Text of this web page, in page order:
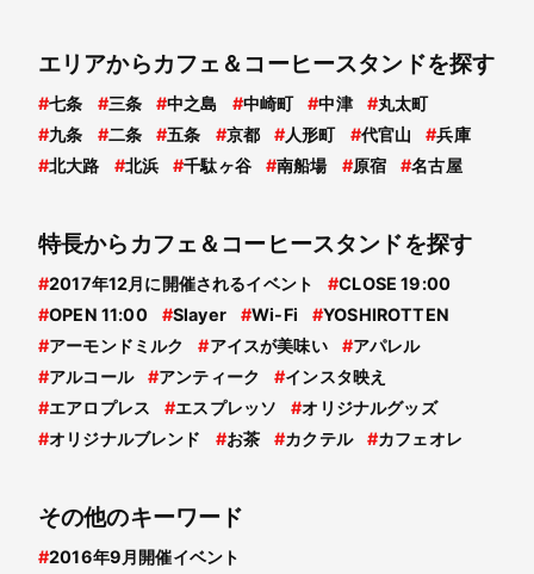
エリアからカフェ＆コーヒースタンドを探す
#七条 #三条 #中之島 #中崎町 #中津 #丸太町
#九条 #二条 #五条 #京都 #人形町 #代官山 #兵庫
#北大路 #北浜 #千駄ヶ谷 #南船場 #原宿 #名古屋
特長からカフェ＆コーヒースタンドを探す
#2017年12月に開催されるイベント #CLOSE 19:00
#OPEN 11:00 #Slayer #Wi-Fi #YOSHIROTTEN
#アーモンドミルク #アイスが美味い #アパレル
#アルコール #アンティーク #インスタ映え
#エアロプレス #エスプレッソ #オリジナルグッズ
#オリジナルブレンド #お茶 #カクテル #カフェオレ
その他のキーワード
#2016年9月開催イベント